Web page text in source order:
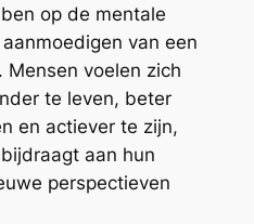
op de mentale
van een
Mensen voelen zich
te leven, beter
en actiever te zijn,
aan hun
perspectieven